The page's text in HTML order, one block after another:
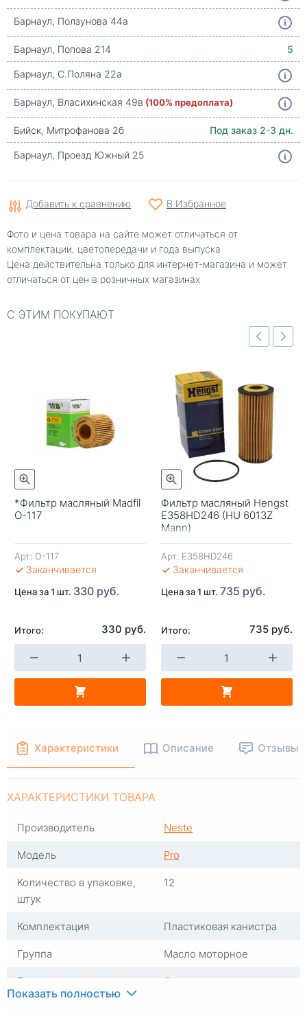
Барнаул, Ползунова 44а
Барнаул, Попова 214
5
Барнаул, С.Поляна 22а
Барнаул, Власихинская 49в (100% предоплата)
Бийск, Митрофанова 2б
Под заказ 2-3 дн.
Барнаул, Проезд Южный 25
Добавить к сравнению В Избранное
Фото и цена товара на сайте может отличаться от
комплектации, цветопередачи и года выпуска
Цена действительна только для интернет-магазина и может
отличаться от цен в розничных магазинах
С ЭТИМ ПОКУПАЮТ
*Фильтр масляный Madfil
O-117
Арт: O-117
Заканчивается
Цена за 1 шт. 330 руб.
Итого: 330 руб.
Фильтр масляный Hengst
E358HD246 (HU 6013Z
Mann)
Арт: E358HD246
Заканчивается
Цена за 1 шт. 735 руб.
Итого: 735 руб.
КОРЗИНУ В КОРЗИНУ
Быстрый просмотр
Характеристики Описание Отзывы
ХАРАКТЕРИСТИКИ ТОВАРА
Производитель
Neste
Модель
Pro
Количество в упаковке,
штук
12
Комплектация
Пластиковая канистра
Группа
Масло моторное
Тип масла
Синтетика
Показать полностью